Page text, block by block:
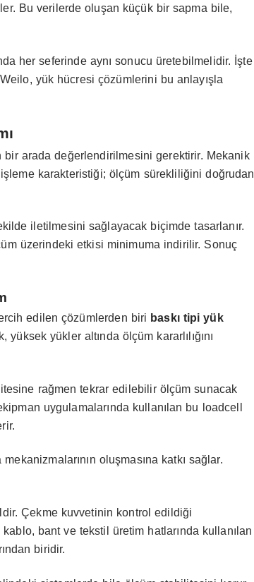
Bu verilerde oluşan küçük bir sapma bile,
her seferinde aynı sonucu üretebilmelidir. İşte
yük hücresi çözümlerini bu anlayışla
bir arada değerlendirilmesini gerektirir. Mekanik
karakteristiği; ölçüm sürekliliğini doğrudan
iletilmesini sağlayacak biçimde tasarlanır.
üzerindeki etkisi minimuma indirilir. Sonuç
edilen çözümlerden biri baskı tipi yük
yükler altında ölçüm kararlılığını
rağmen tekrar edilebilir ölçüm sunacak
uygulamalarında kullanılan bu loadcell
oluşmasına katkı sağlar.
Çekme kuvvetinin kontrol edildiği
bant ve tekstil üretim hatlarında kullanılan
biridir.